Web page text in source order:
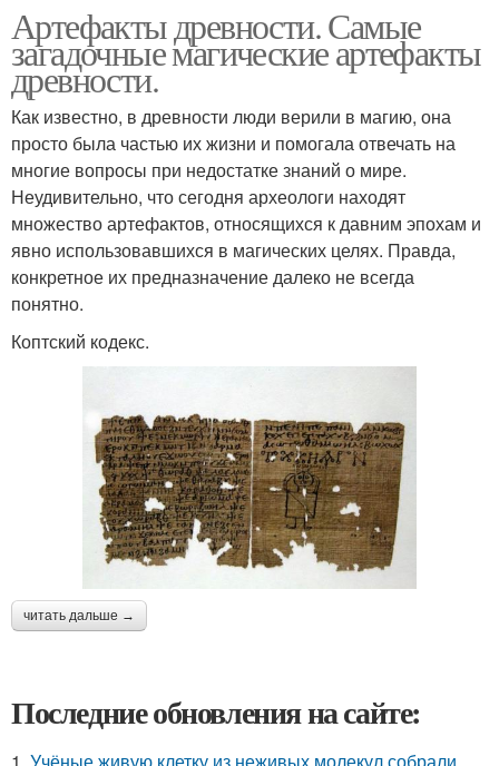
Артефакты древности. Самые
загадочные магические артефакты
древности.
Как известно, в древности люди верили в магию, она
просто была частью их жизни и помогала отвечать на
многие вопросы при недостатке знаний о мире.
Неудивительно, что сегодня археологи находят
множество артефактов, относящихся к давним эпохам и
явно использовавшихся в магических целях. Правда,
конкретное их предназначение далеко не всегда
понятно.
Коптский кодекс.
читать дальше →
Последние обновления на сайте:
1. Учёные живую клетку из неживых молекул собрали.